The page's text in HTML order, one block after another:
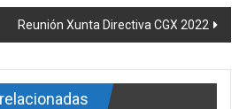
Reunión Xunta Directiva CGX 2022